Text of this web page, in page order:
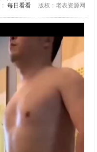
每日看看 版权：老表资源网